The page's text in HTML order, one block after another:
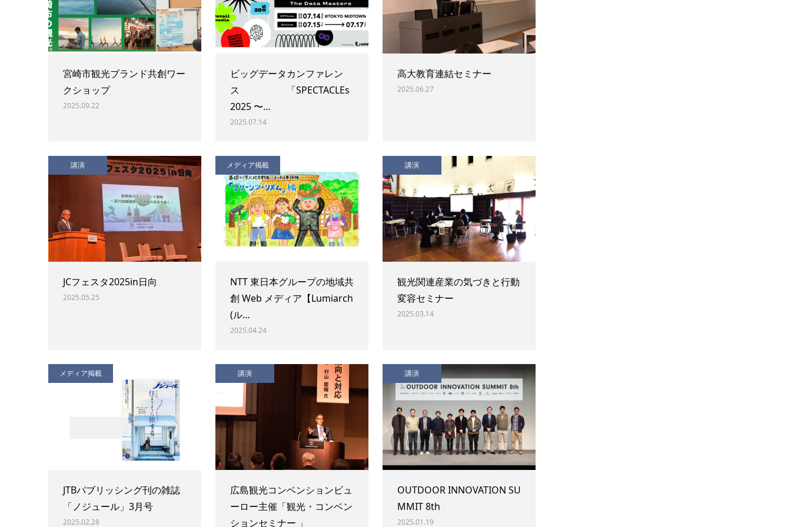
宮崎市観光ブランド共創ワー
クショップ
2025.09.22
ビッグデータカンファレン
ス 「SPECTACLEs
2025 〜…
2025.07.14
高大教育連結セミナー
2025.06.27
講演
JCフェスタ2025in日向
2025.05.25
メディア掲載
NTT 東日本グループの地域共
創 Web メディア【Lumiarch
(ル…
2025.04.24
講演
観光関連産業の気づきと行動
変容セミナー
2025.03.14
メディア掲載
JTBパブリッシング刊の雑誌
「ノジュール」3月号
2025.02.28
講演
広島観光コンベンションビュ
ーロー主催「観光・コンベン
ションセミナー 」
講演
OUTDOOR INNOVATION SU
MMIT 8th
2025.01.19